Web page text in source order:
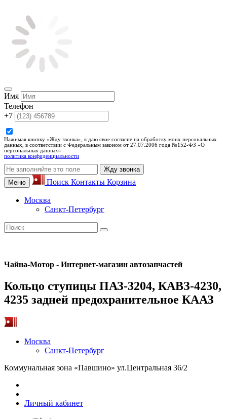
Имя
Телефон
+7
Нажимая кнопку «Жду звонка», я даю свое согласие на обработку моих персональных
данных, в соответствии с Федеральным законом от 27.07.2006 года №152-ФЗ «О
персональных данных»
политика конфиденциальности
Жду звонка
Меню
Поиск Контакты Корзина
Москва
Санкт-Петербург
Чайна-Мотор - Интернет-магазин автозапчастей
Кольцо ступицы ПАЗ-3204, КАВЗ-4230,
4235 задней предохранительное КААЗ
Москва
Санкт-Петербург
Коммунальная зона «Павшино» ул.Центральная 36/2
Личный кабинет